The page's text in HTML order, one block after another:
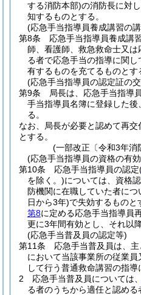
する消防本部)の消防長に対
知するものとする。
(応急手当指導員養成講習の
第8条
応急手当指導員養成講
師、看護師、救急救命士又
る者で応急手当の指導に関
有するものを充てるものとす
(応急手当指導員の認定証の
第9条
局長は、応急手当指導
手当指導員名簿に登録した
る。
なお、局長が必要と認めて再
とする。
(一部改正〔令和3年消
(応急手当指導員の資格の有
第10条
応急手当指導員の認定
を除く。)については、資格
防機関に在職していた者に
日から3年)で失効するものと
第8に定める応急手当指導員
更に3年間有効とし、それ以
(応急手当普及員の認定等)
第11条
応急手当普及員は、
において当該事業所の従業
して行う普通救命講習の指導
2
応急手当普及員については、
る者のうちから適任と認め